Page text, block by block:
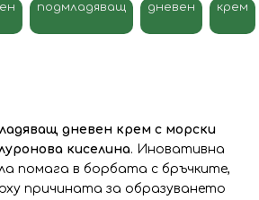
подмладяващ дневен крем
дневен крем с морски
киселина. Иновативна
помага в борбата с бръчките,
причината за образуването